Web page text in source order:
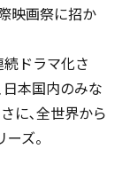
映画祭に招か
ドラマ化さ
本国内のみな
に､全世界から
ズ。